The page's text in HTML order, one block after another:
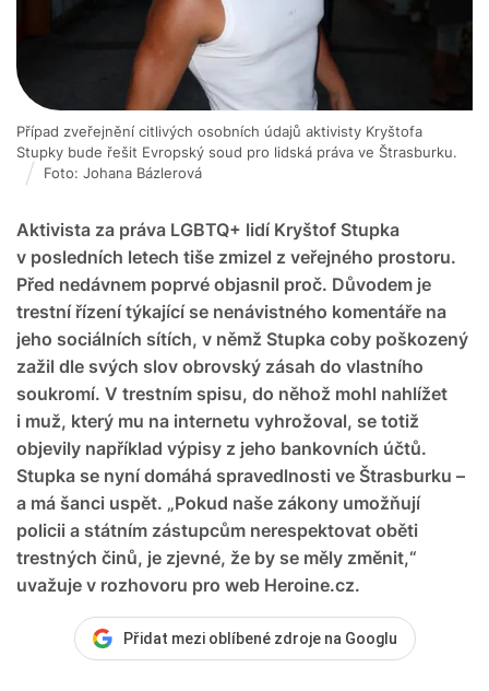
Aktivista za práva LGBTQ+ lidí Kryštof Stupka
v posledních letech tiše zmizel z veřejného prostoru.
Před nedávnem poprvé objasnil proč. Důvodem je
trestní řízení týkající se nenávistného komentáře na
jeho sociálních sítích, v němž Stupka coby poškozený
zažil dle svých slov obrovský zásah do vlastního
soukromí. V trestním spisu, do něhož mohl nahlížet
i muž, který mu na internetu vyhrožoval, se totiž
objevily například výpisy z jeho bankovních účtů.
Stupka se nyní domáhá spravedlnosti ve Štrasburku –
a má šanci uspět. „Pokud naše zákony umožňují
policii a státním zástupcům nerespektovat oběti
trestných činů, je zjevné, že by se měly změnit,“
uvažuje v rozhovoru pro web Heroine.cz.
Případ zveřejnění citlivých osobních údajů aktivisty Kryštofa
Stupky bude řešit Evropský soud pro lidská práva ve Štrasburku.
Foto: Johana Bázlerová
Přidat mezi oblíbené zdroje na Googlu